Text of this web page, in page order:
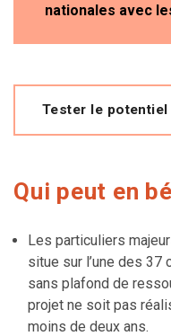
nationales avec
Tester le
Qui peut en
Les particuliers
situe sur l’une des 37
sans plafond de
projet ne soit pas
moins de deux ans.